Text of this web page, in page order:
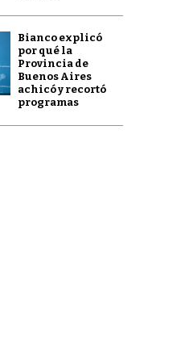
Bianco explicó
por qué la
Provincia de
Buenos Aires
achicó y recortó
programas